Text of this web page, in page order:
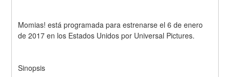
Momias! está programada para estrenarse el 6 de enero
de 2017 en los Estados Unidos por Universal Pictures.
Sinopsis